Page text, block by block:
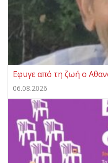
Εφυγε από τη ζωή ο
06.08.2026